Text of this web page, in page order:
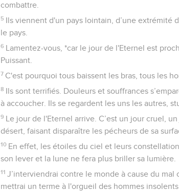
combattre.
5 Ils viennent d'un pays lointain, d’une extrémité
le pays.
6 Lamentez-vous, *car le jour de l'Eternel est
Puissant.
7 C'est pourquoi tous baissent les bras, tous les
8 Ils sont terrifiés. Douleurs et souffrances
à accoucher. Ils se regardent les uns les autres,
9 Le jour de l'Eternel arrive. C’est un jour cruel,
désert, faisant disparaître les pécheurs de sa
10 En effet, les étoiles du ciel et leurs
son lever et la lune ne fera plus briller sa lumière.
11 J’interviendrai contre le monde à cause du
mettrai un terme à l'orgueil des hommes